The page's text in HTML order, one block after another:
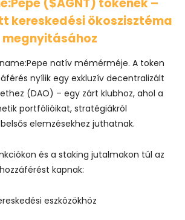
($AGNT) tokenek –
kereskedési ökoszisztéma
megnyitásához
natív mémérméje. A token
nyílik egy exkluzív decentralizált
(DAO) – egy zárt klubhoz, ahol a
portfólióikat, stratégiákról
elemzésekhez juthatnak.
és a staking jutalmakon túl az
kapnak:
eszközökhöz